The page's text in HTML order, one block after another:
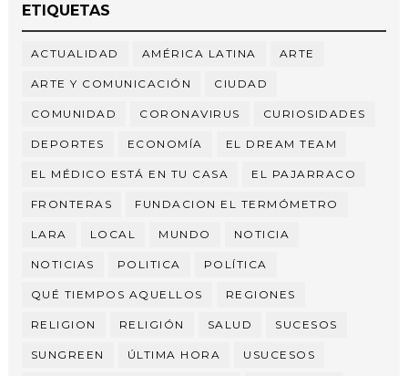
ETIQUETAS
ACTUALIDAD AMÉRICA LATINA ARTE
ARTE Y COMUNICACIÓN CIUDAD
COMUNIDAD CORONAVIRUS CURIOSIDADES
DEPORTES ECONOMÍA EL DREAM TEAM
EL MÉDICO ESTÁ EN TU CASA EL PAJARRACO
FRONTERAS FUNDACION EL TERMÓMETRO
LARA LOCAL MUNDO NOTICIA
NOTICIAS POLITICA POLÍTICA
QUÉ TIEMPOS AQUELLOS REGIONES
RELIGION RELIGIÓN SALUD SUCESOS
SUNGREEN ÚLTIMA HORA USUCESOS